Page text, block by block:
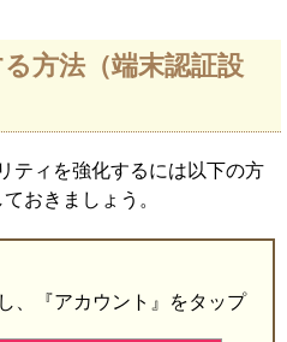
方法（端末認証設
ティを強化するには以下の方
おきましょう。
、『アカウント』をタップ